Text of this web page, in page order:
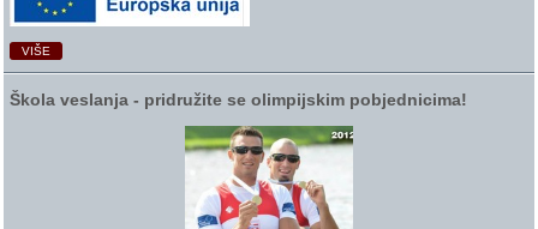
VIŠE
Škola veslanja ‑ pridružite se olimpijskim pobjednicima!